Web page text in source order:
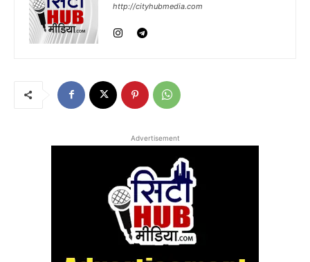
http://cityhubmedia.com
Advertisement